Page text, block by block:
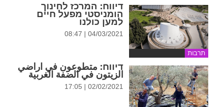
תרבות
דיווח: המרכז לחינוך
הומניסטי מפעל חיים
למען כולנו
04/03/2021 | 08:47
דיווח: متطوعون في اراضي
الزيتون في الضفة الغربية
02/02/2021 | 17:05